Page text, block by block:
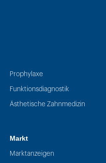
Prophylaxe
Funktionsdiagnostik
Ästhetische Zahnmedizin
Markt
Marktanzeigen